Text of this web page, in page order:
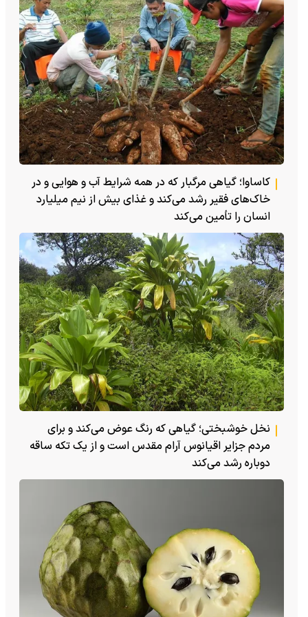
کاساوا؛ گیاهی مرگبار که در همه شرایط آب و هوایی و در
خاک‌های فقیر رشد می‌کند و غذای بیش از نیم میلیارد
انسان را تأمین می‌کند
نخل خوشبختی؛ گیاهی که رنگ عوض می‌کند و برای
مردم جزایر اقیانوس آرام مقدس است و از یک تکه ساقه
دوباره رشد می‌کند